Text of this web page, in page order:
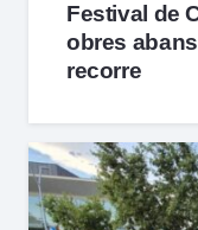
Festival de
obres
recorre